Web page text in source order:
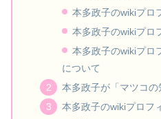
本多政子のwikiプ
本多政子のwikiプ
本多政子のwikiプ
について
本多政子が「マツコ
本多政子のwikiプロフ